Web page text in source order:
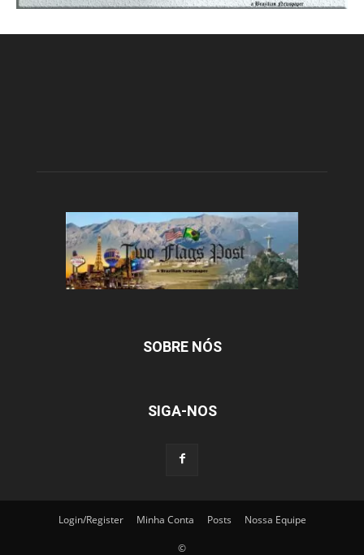
SOBRE NÓS
SIGA-NOS
Login/Register Minha Conta Posts Nossa Equipe
©